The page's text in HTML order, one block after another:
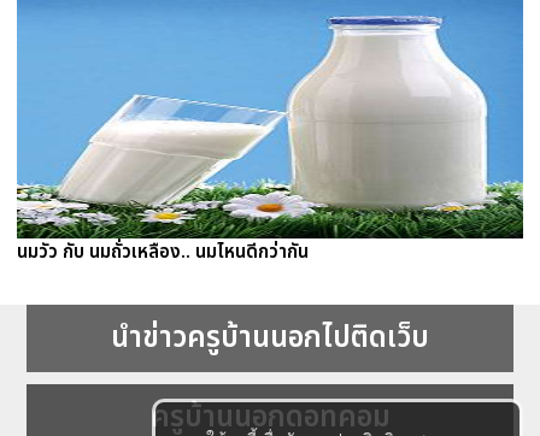
นมวัว กับ นมถั่วเหลือง.. นมไหนดีกว่ากัน
นำข่าวครูบ้านนอกไปติดเว็บ
ครูบ้านนอกดอทคอม